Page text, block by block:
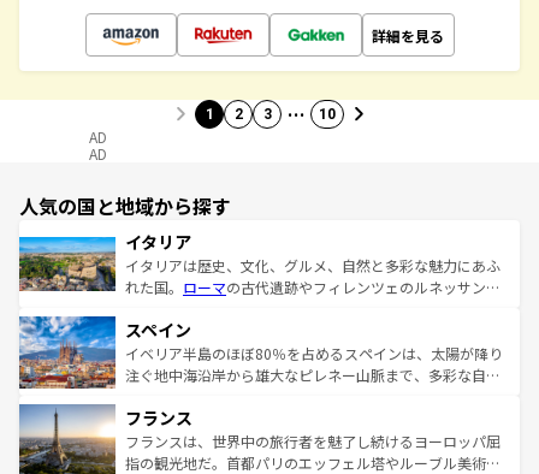
詳細を見る
1 2 3 … 10
AD
AD
人気の国と地域から探す
イタリア
イタリアは歴史、文化、グルメ、自然と多彩な魅力にあふ
れた国。 ローマの古代遺跡やフィレンツェのルネッサンス
ろん、トスカーナの美しい田園風景やアマルフィ海岸の絶
景など、自然景観も見逃せない。観光の合間には、本場の
ピザやパスタなど、絶品のイタリア料理を堪能することも
ませてくれるイタリアで、忘れられない旅をしてみよう！
なお、新着のイタリア情報はコンテンツ一覧 を参照してほ
しい。
スペイン
イベリア半島のほぼ80％を占めるスペインは、太陽が降り
注ぐ地中海沿岸から雄大なピレネー山脈まで、多彩な自然
文化が根付くこの国では、情熱的なフラメンコ、熱気あふ
れる闘牛、そして美味しいタパスが生活の一部となってい
る。首都マドリードの洗練された雰囲気や、バルセロナの
フランス
フランスは、世界中の旅行者を魅了し続けるヨーロッパ屈
指の観光地だ。首都パリのエッフェル塔やルーブル美術館